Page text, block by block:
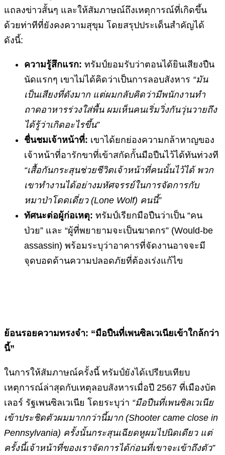
แถลงข่าวสั้นๆ และให้สัมภาษณ์ถึงเหตุการณ์ที่เกิดขึ้น
ด้วยท่าทีที่ยังคงความสุขุม โดยสรุปประเด็นสำคัญได้
ดังนี้:
ความรู้สึกแรก: ทรัมป์ยอมรับว่าตอนได้ยินเสียงปืน
นัดแรกๆ เขาไม่ได้คิดว่าเป็นการลอบสังหาร “มัน
เป็นเสียงที่ดังมาก แต่ผมกลับคิดว่ามีพนักงานทำ
ถาดอาหารร่วงใส่พื้น ผมเห็นคนเริ่มวิ่งกันวุ่นวายถึง
ได้รู้ว่าเกิดอะไรขึ้น”
ชื่นชมเจ้าหน้าที่: เขาได้ยกย่องความกล้าหาญของ
เจ้าหน้าที่อารักขาที่เข้าสกัดกั้นมือปืนไว้ได้ทันท่วงที
“เสื้อกันกระสุนช่วยชีวิตเจ้าหน้าที่คนนั้นไว้ได้ พวก
เขาทำงานได้อย่างมหัศจรรย์ในการจัดการกับ
หมาป่าโดดเดี่ยว (Lone Wolf) คนนี้”
ทัศนะต่อผู้ก่อเหตุ: ทรัมป์เรียกมือปืนว่าเป็น “คน
ป่วย” และ “ผู้ที่พยายามจะเป็นฆาตกร” (Would-be
assassin) พร้อมระบุว่าอาคารที่จัดงานอาจจะมี
จุดบอดด้านความปลอดภัยที่ต้องเร่งแก้ไข
ย้อนรอยความทรงจำ: “มือปืนที่เพนซิลเวเนียเข้าใกล้กว่า
นี้”
ในการให้สัมภาษณ์ครั้งนี้ ทรัมป์ยังได้เปรียบเทียบ
เหตุการณ์ล่าสุดกับเหตุลอบสังหารเมื่อปี 2567 ที่เมืองบัต
เลอร์ รัฐเพนซิลเวเนีย โดยระบุว่า “มือปืนที่เพนซิลเวเนีย
เข้าประชิดตัวผมมากกว่านี้มาก (Shooter came close in
Pennsylvania) ครั้งนั้นกระสุนเฉียดหูผมไปนิดเดียว แต่
ครั้งนี้เจ้าหน้าที่ของเราจัดการได้ก่อนที่เขาจะเข้าถึงตัว”